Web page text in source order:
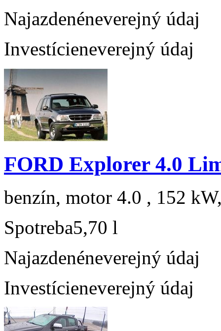
Najazdenéneverejný údaj
Investícieneverejný údaj
FORD Explorer 4.0
benzín, motor 4.0 , 152
Spotreba5,70 l
Najazdenéneverejný údaj
Investícieneverejný údaj